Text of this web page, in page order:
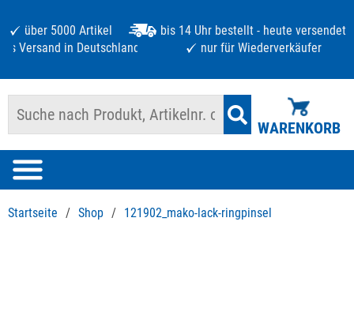
über 5000 Artikel
bis 14 Uhr bestellt - heute versendet
Versand in Deutschland ab 125 €
nur für Wiederverkäufer
WARENKORB
Startseite / Shop / 121902_mako-lack-ringpinsel